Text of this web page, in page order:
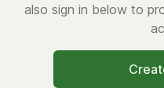
also sign in below to